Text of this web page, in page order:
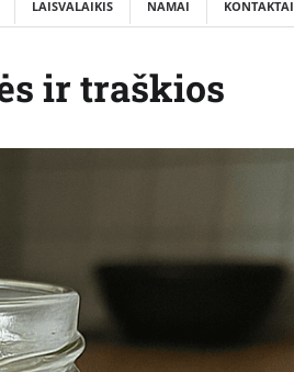
LAISVALAIKIS NAMAI KONTAKTAI
ir traškios